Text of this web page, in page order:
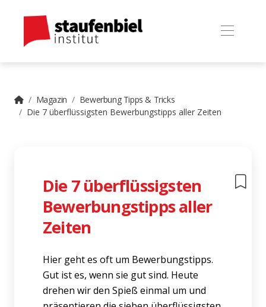
Magazin
Bewerbung Tipps & Tricks
Die 7 überflüssigsten Bewerbungstipps aller Zeiten
Die 7 überflüssigsten
Bewerbungstipps aller
Zeiten
Hier geht es oft um Bewerbungstipps.
Gut ist es, wenn sie gut sind. Heute
drehen wir den Spieß einmal um und